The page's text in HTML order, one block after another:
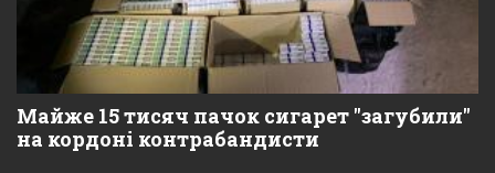
Майже 15 тисяч пачок сигарет "загубили"
на кордоні контрабандисти